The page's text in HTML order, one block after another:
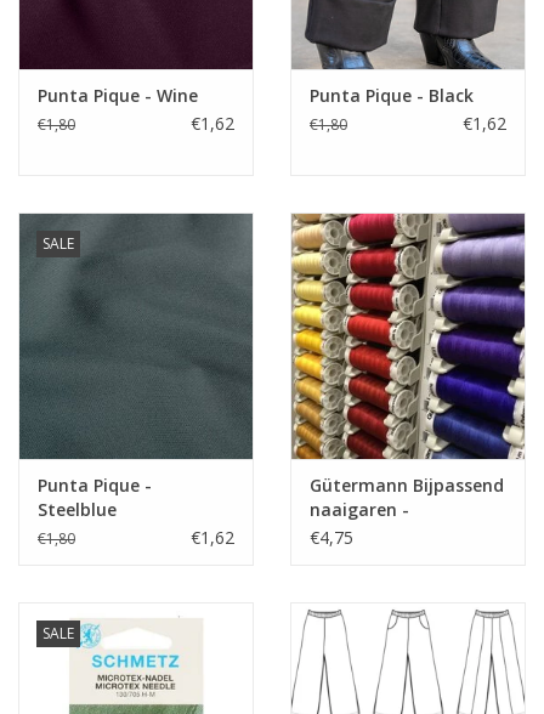
Punta Pique - Wine
€1,80 €1,62
Punta Pique - Black
€1,80 €1,62
SALE
Punta Pique -
Steelblue
€1,80 €1,62
Gütermann Bijpassend
naaigaren -
Allesnaaigaren 200m
€4,75
SALE